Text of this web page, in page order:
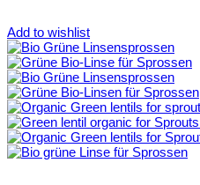
Add to wishlist